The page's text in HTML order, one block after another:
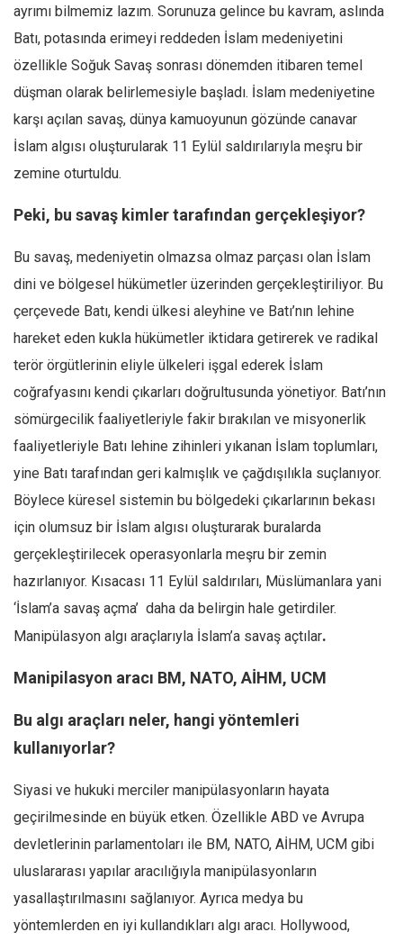
Avrupa
İslam Dünyası
Amerika
Avustralya
Dosyalar
ayrımı bilmemiz lazım. Sorunuza gelince bu kavram, aslında
Batı, potasında erimeyi reddeden İslam medeniyetini
özellikle Soğuk Savaş sonrası dönemden itibaren temel
düşman olarak belirlemesiyle başladı. İslam medeniyetine
karşı açılan savaş, dünya kamuoyunun gözünde canavar
İslam algısı oluşturularak 11 Eylül saldırılarıyla meşru bir
zemine oturtuldu.
Peki, bu savaş kimler tarafından gerçekleşiyor?
Bu savaş, medeniyetin olmazsa olmaz parçası olan İslam
dini ve bölgesel hükümetler üzerinden gerçekleştiriliyor. Bu
çerçevede Batı, kendi ülkesi aleyhine ve Batı’nın lehine
hareket eden kukla hükümetler iktidara getirerek ve radikal
terör örgütlerinin eliyle ülkeleri işgal ederek İslam
coğrafyasını kendi çıkarları doğrultusunda yönetiyor. Batı’nın
sömürgecilik faaliyetleriyle fakir bırakılan ve misyonerlik
faaliyetleriyle Batı lehine zihinleri yıkanan İslam toplumları,
yine Batı tarafından geri kalmışlık ve çağdışılıkla suçlanıyor.
Böylece küresel sistemin bu bölgedeki çıkarlarının bekası
için olumsuz bir İslam algısı oluşturarak buralarda
gerçekleştirilecek operasyonlarla meşru bir zemin
hazırlanıyor. Kısacası 11 Eylül saldırıları, Müslümanlara yani
‘İslam’a savaş açma’ daha da belirgin hale getirdiler.
Manipülasyon algı araçlarıyla İslam’a savaş açtılar.
Manipilasyon aracı BM, NATO, AİHM, UCM
Bu algı araçları neler, hangi yöntemleri
kullanıyorlar?
Siyasi ve hukuki merciler manipülasyonların hayata
geçirilmesinde en büyük etken. Özellikle ABD ve Avrupa
devletlerinin parlamentoları ile BM, NATO, AİHM, UCM gibi
uluslararası yapılar aracılığıyla manipülasyonların
yasallaştırılmasını sağlanıyor. Ayrıca medya bu
yöntemlerden en iyi kullandıkları algı aracı. Hollywood,